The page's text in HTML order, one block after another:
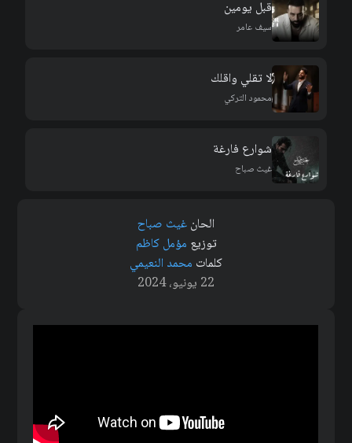
قبل يومين
سيف عامر
لا تقلي واقلك
محمود التركي
شوارع فارغة
غيث صباح
الحانغيث صباح
توزيع مؤمل كاظم
كلمات محمد النعيمي
22 يونيو، 2024